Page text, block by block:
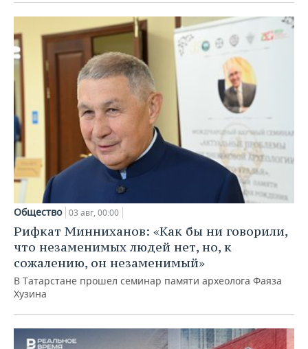
Общество 03 авг, 00:00
Рифкат Минниханов: «Как бы ни говорили,
что незаменимых людей нет, но, к
сожалению, он незаменимый»
В Татарстане прошел семинар памяти археолога Фаяза
Хузина